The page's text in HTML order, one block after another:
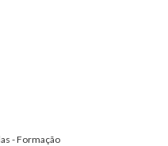
- Formação